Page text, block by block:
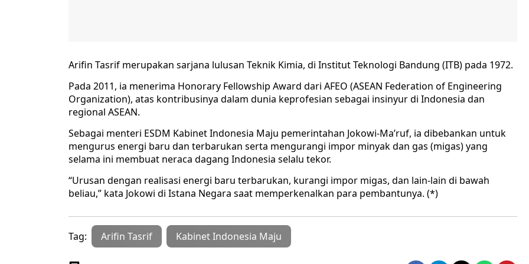
Arifin Tasrif merupakan sarjana lulusan Teknik Kimia, di Institut Teknologi Bandung (ITB) pada 1972.
Pada 2011, ia menerima Honorary Fellowship Award dari AFEO (ASEAN Federation of Engineering
Organization), atas kontribusinya dalam dunia keprofesian sebagai insinyur di Indonesia dan
regional ASEAN.
Sebagai menteri ESDM Kabinet Indonesia Maju pemerintahan Jokowi-Ma’ruf, ia dibebankan untuk
mengurus energi baru dan terbarukan serta mengurangi impor minyak dan gas (migas) yang
selama ini membuat neraca dagang Indonesia selalu tekor.
“Urusan dengan realisasi energi baru terbarukan, kurangi impor migas, dan lain-lain di bawah
beliau,” kata Jokowi di Istana Negara saat memperkenalkan para pembantunya. (*)
Tag: Arifin Tasrif Kabinet Indonesia Maju